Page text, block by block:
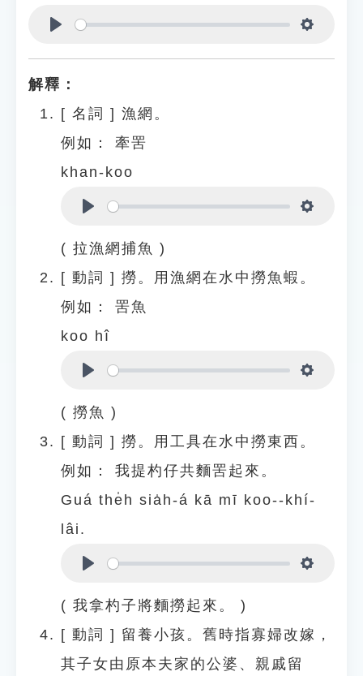
解釋：
[ 名詞 ] 漁網。
例如：
牽罟
khan-koo
( 拉漁網捕魚 )
[ 動詞 ] 撈。用漁網在水中撈魚蝦。
例如：
罟魚
koo hî
( 撈魚 )
[ 動詞 ] 撈。用工具在水中撈東西。
例如：
我提杓仔共麵罟起來。
Guá the̍h sia̍h-á kā mī koo--khí-
lâi.
( 我拿杓子將麵撈起來。 )
[ 動詞 ] 留養小孩。舊時指寡婦改嫁，
其子女由原本夫家的公婆、親戚留